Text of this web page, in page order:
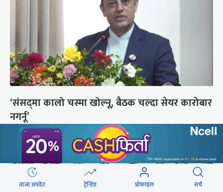
‘संसद्‍मा कालो चस्मा खोल्नू, बैठक चल्दा सेयर कारोबार
नगर्नू’
ताजा अपडेट ट्रेन्डिङ प्रोफाइल सर्च